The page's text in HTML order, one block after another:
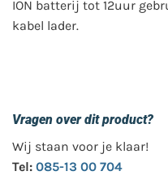
ION batterij tot 12uur
kabel lader.
Vragen over dit product?
Wij staan voor je klaar!
Tel: 085-13 00 704